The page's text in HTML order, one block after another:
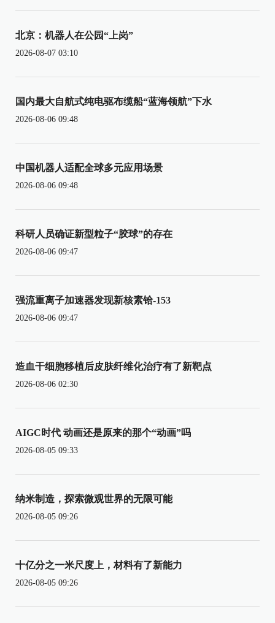
北京：机器人在公园“上岗”
2026-08-07 03:10
国内最大自航式纯电驱布缆船“蓝海领航”下水
2026-08-06 09:48
中国机器人适配全球多元应用场景
2026-08-06 09:48
科研人员确证新型粒子“胶球”的存在
2026-08-06 09:47
强流重离子加速器发现新核素铪-153
2026-08-06 09:47
造血干细胞移植后皮肤纤维化治疗有了新靶点
2026-08-06 02:30
AIGC时代 动画还是原来的那个“动画”吗
2026-08-05 09:33
纳米制造，探索微观世界的无限可能
2026-08-05 09:26
十亿分之一米尺度上，材料有了新能力
2026-08-05 09:26